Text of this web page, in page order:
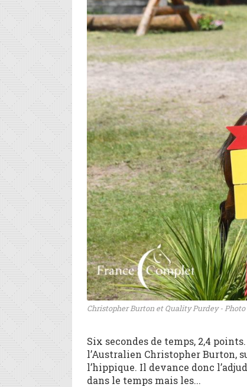
Christopher Burton et Quality Purdey -
Six secondes de temps, 2,4
l’Australien Christopher Burton,
l’hippique. Il devance donc
dans le temps mais les...